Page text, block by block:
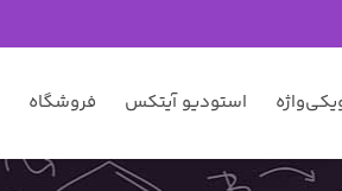
استودیو آیتکس فروشگاه